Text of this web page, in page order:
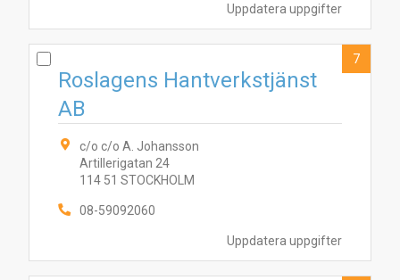
Uppdatera uppgifter
Uppdatera uppgifter
Roslagens Hantverkstjänst
AB
c/o c/o A. Johansson
Artillerigatan 24
114 51 STOCKHOLM
08-59092060
7